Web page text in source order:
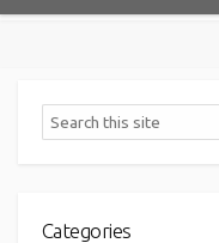
Search
Categories